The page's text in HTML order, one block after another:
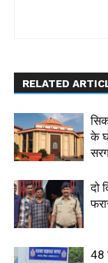
RELATED
के
दो
48